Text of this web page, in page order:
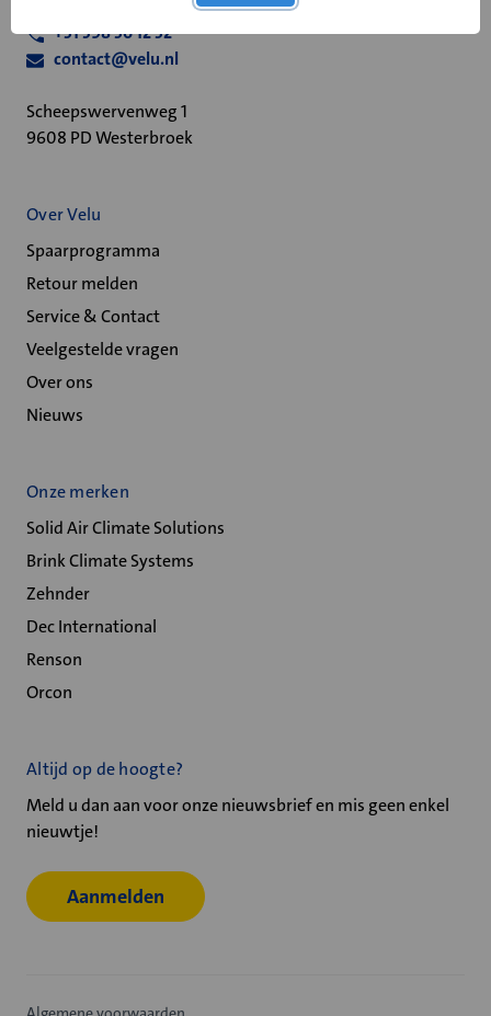
+31 598 36 12 32
contact@velu.nl
Scheepswervenweg 1
9608 PD Westerbroek
Over Velu
Spaarprogramma
Retour melden
Service & Contact
Veelgestelde vragen
Over ons
Nieuws
Onze merken
Solid Air Climate Solutions
Brink Climate Systems
Zehnder
Dec International
Renson
Orcon
Altijd op de hoogte?
Meld u dan aan voor onze nieuwsbrief en mis geen enkel
nieuwtje!
Aanmelden